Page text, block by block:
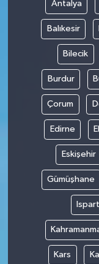
Antalya
Balıkesir
Bilecik
Burdur
Çorum
Edirne
Eskişehir
Gümüşhane
Kars